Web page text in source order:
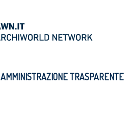
AMMINISTRAZIONE TRASPARENTE